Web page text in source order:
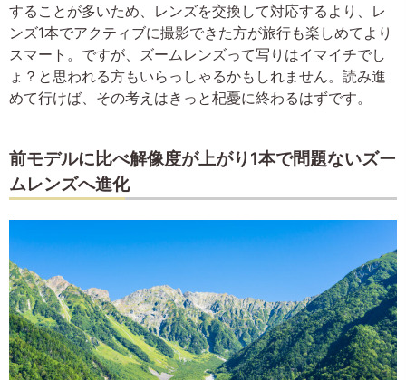
することが多いため、レンズを交換して対応するより、レ
ンズ1本でアクティブに撮影できた方が旅行も楽しめてより
スマート。ですが、ズームレンズって写りはイマイチでし
ょ？と思われる方もいらっしゃるかもしれません。読み進
めて行けば、その考えはきっと杞憂に終わるはずです。
前モデルに比べ解像度が上がり1本で問題ないズー
ムレンズへ進化